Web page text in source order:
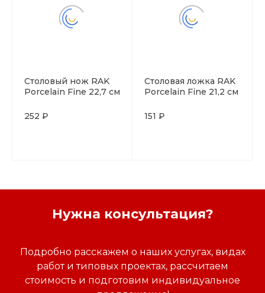
Столовый нож RAK
Porcelain Fine 22,7 см
252 ₽
Столовая ложка RAK
Porcelain Fine 21,2 см
151 ₽
Нужна консультация?
Подробно расскажем о наших услугах, видах
работ и типовых проектах, рассчитаем
стоимость и подготовим индивидуальное